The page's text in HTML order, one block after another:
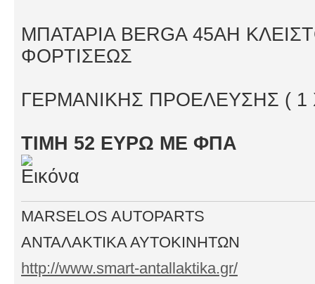
ΜΠΑΤΑΡΙΑ BERGA 45AH
ΦΟΡΤΙΣΕΩΣ
ΓΕΡΜΑΝΙΚΗΣ ΠΡΟΕΛΕΥΣΗΣ (
ΤΙΜΗ 52 ΕΥΡΩ ΜΕ ΦΠΑ
MARSELOS AUTOPARTS
ΑΝΤΑΛΑΚΤΙΚΑ ΑΥΤΟΚΙΝΗΤΩΝ
http://www.smart-antallaktika.gr/